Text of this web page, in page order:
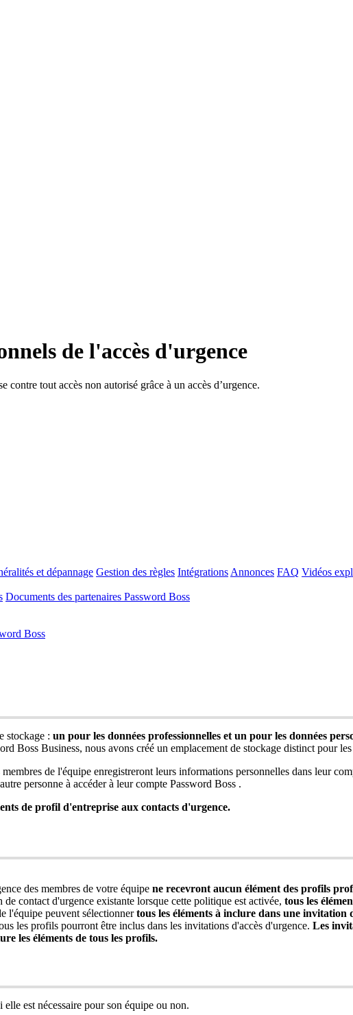
de l'accès d'urgence
tout accès non autorisé grâce à un accès d’urgence.
et dépannage Gestion des règles Intégrations Annonces FAQ Vidéos
Documents des partenaires Password Boss
Boss
stockage : un pour les données professionnelles et un pour les données
Boss Business, nous avons créé un emplacement de stockage distinct pour les
membres de l'équipe enregistreront leurs informations personnelles dans leur
autre personne à accéder à leur compte Password Boss .
de profil d'entreprise aux contacts d'urgence.
des membres de votre équipe ne recevront aucun élément des profils
de contact d'urgence existante lorsque cette politique est activée, tous les élé
l'équipe peuvent sélectionner tous les éléments à inclure dans une invitation
les profils pourront être inclus dans les invitations d'accès d'urgence. Les
les éléments de tous les profils.
elle est nécessaire pour son équipe ou non.